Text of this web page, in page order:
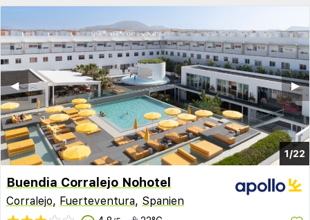
1/22
▶︎
◀︎
Buendia Corralejo Nohotel
Corralejo, Fuerteventura, Spanien